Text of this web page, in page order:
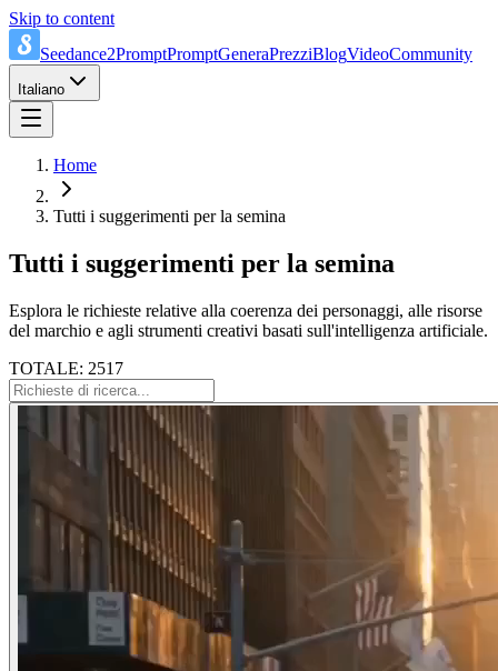
Skip to content
Seedance2PromptPromptGeneraPrezziBlogVideoCommunity
Italiano
Home
Tutti i suggerimenti per la semina
Tutti i suggerimenti per la semina
Esplora le richieste relative alla coerenza dei personaggi, alle risorse
del marchio e agli strumenti creativi basati sull'intelligenza artificiale.
TOTALE: 2517